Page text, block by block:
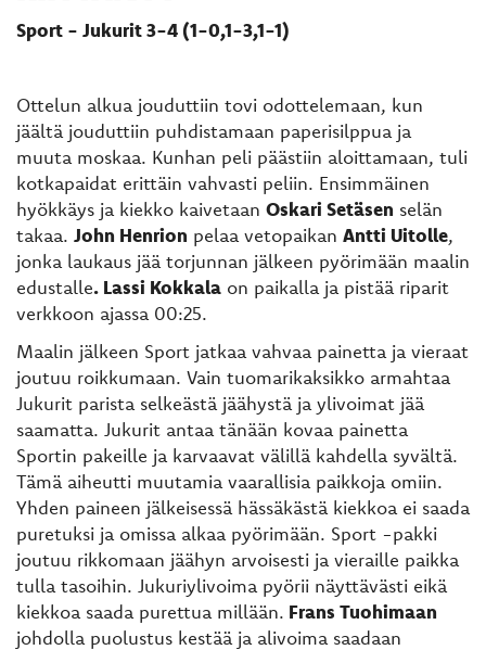
Sport - Jukurit 3-4 (1-0,1-3,1-1)
Ottelun alkua jouduttiin tovi odottelemaan, kun
jäältä jouduttiin puhdistamaan paperisilppua ja
muuta moskaa. Kunhan peli päästiin aloittamaan, tuli
kotkapaidat erittäin vahvasti peliin. Ensimmäinen
hyökkäys ja kiekko kaivetaan Oskari Setäsen selän
takaa. John Henrion pelaa vetopaikan Antti Uitolle,
jonka laukaus jää torjunnan jälkeen pyörimään maalin
edustalle. Lassi Kokkala on paikalla ja pistää riparit
verkkoon ajassa 00:25.
Maalin jälkeen Sport jatkaa vahvaa painetta ja vieraat
joutuu roikkumaan. Vain tuomarikaksikko armahtaa
Jukurit parista selkeästä jäähystä ja ylivoimat jää
saamatta. Jukurit antaa tänään kovaa painetta
Sportin pakeille ja karvaavat välillä kahdella syvältä.
Tämä aiheutti muutamia vaarallisia paikkoja omiin.
Yhden paineen jälkeisessä hässäkästä kiekkoa ei saada
puretuksi ja omissa alkaa pyörimään. Sport -pakki
joutuu rikkomaan jäähyn arvoisesti ja vieraille paikka
tulla tasoihin. Jukuriylivoima pyörii näyttävästi eikä
kiekkoa saada purettua millään. Frans Tuohimaan
johdolla puolustus kestää ja alivoima saadaan